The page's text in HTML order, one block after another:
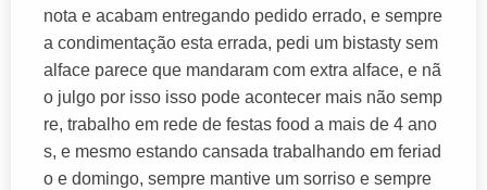
nota e acabam entregando pedido errado, e sempre
a condimentação esta errada, pedi um bistasty sem
alface parece que mandaram com extra alface, e nã
o julgo por isso isso pode acontecer mais não semp
re, trabalho em rede de festas food a mais de 4 ano
s, e mesmo estando cansada trabalhando em feriad
o e domingo, sempre mantive um sorriso e sempre